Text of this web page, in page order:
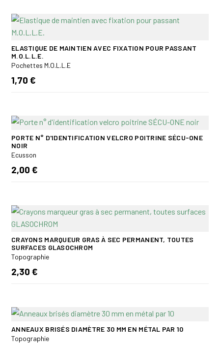
ELASTIQUE DE MAINTIEN AVEC FIXATION POUR PASSANT
M.O.L.L.E.
Pochettes M.O.L.L.E
1,70 €
PORTE N° D'IDENTIFICATION VELCRO POITRINE SÉCU-ONE
NOIR
Ecusson
2,00 €
CRAYONS MARQUEUR GRAS À SEC PERMANENT, TOUTES
SURFACES GLASOCHROM
Topographie
2,30 €
ANNEAUX BRISÉS DIAMÈTRE 30 MM EN MÉTAL PAR 10
Topographie